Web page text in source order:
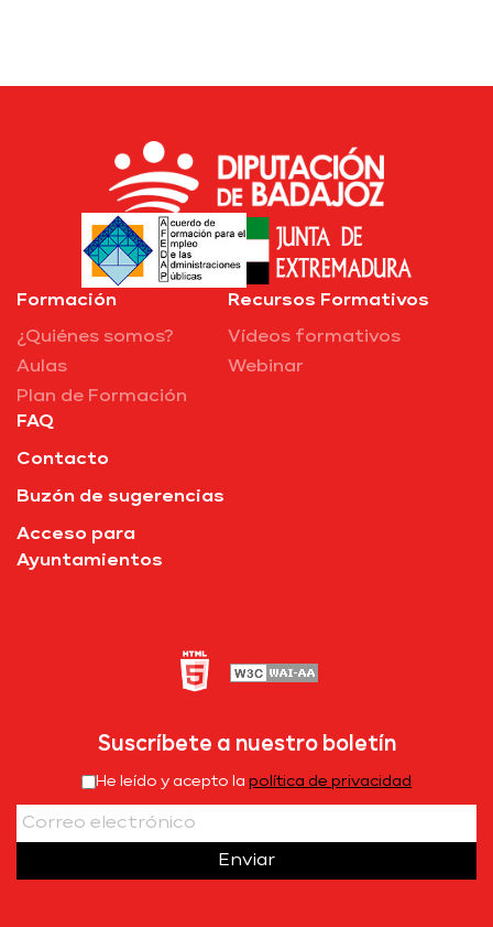
Formación
¿Quiénes somos?
Aulas
Plan de Formación
Recursos Formativos
Vídeos formativos
Webinar
FAQ
Contacto
Buzón de sugerencias
Acceso para
Ayuntamientos
Suscríbete a nuestro boletín
He leído y acepto la política de privacidad
Enviar